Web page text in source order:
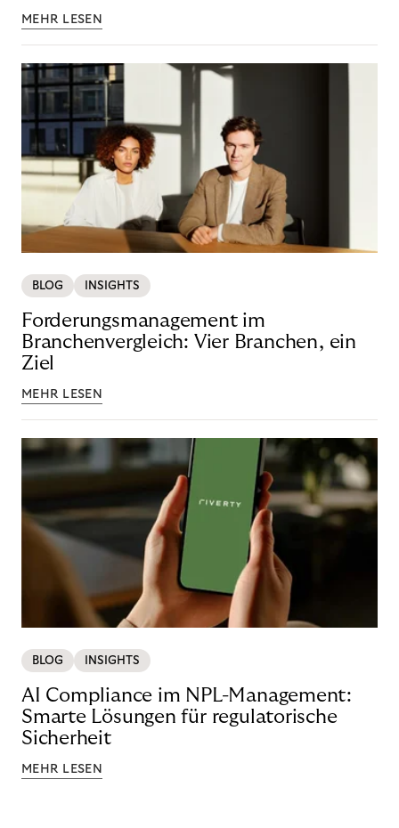
MEHR LESEN
BLOG INSIGHTS
Forderungsmanagement im
Branchenvergleich: Vier Branchen, ein
Ziel
MEHR LESEN
BLOG INSIGHTS
AI Compliance im NPL-Management:
Smarte Lösungen für regulatorische
Sicherheit
MEHR LESEN